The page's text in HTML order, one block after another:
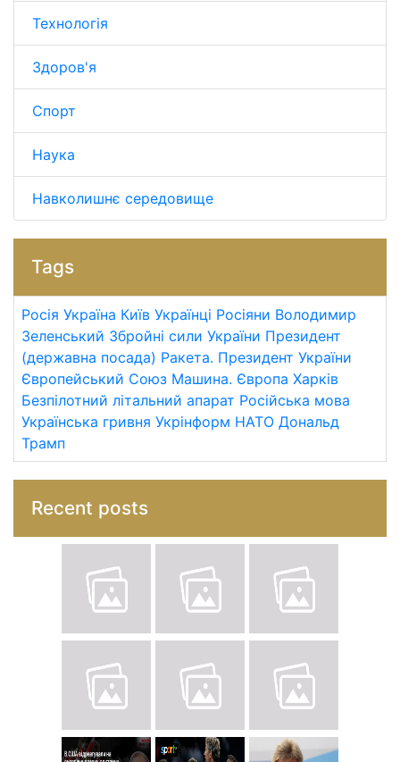
Технологія
Здоров'я
Спорт
Наука
Навколишнє середовище
Tags
Росія Україна Київ Українці Росіяни Володимир
Зеленський Збройні сили України Президент
(державна посада) Ракета. Президент України
Європейський Союз Машина. Європа Харків
Безпілотний літальний апарат Російська мова
Українська гривня Укрінформ НАТО Дональд
Трамп
Recent posts